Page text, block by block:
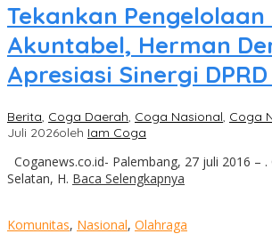
Tekankan
Akuntabel, Herman
Apresiasi Sinergi
Berita, Coga Daerah, Coga Nasional, Coga
Juli 2026oleh Iam Coga
Coganews.co.id- Palembang, 27 juli 2016 –
Selatan, H. Baca Selengkapnya
Komunitas, Nasional, Olahraga